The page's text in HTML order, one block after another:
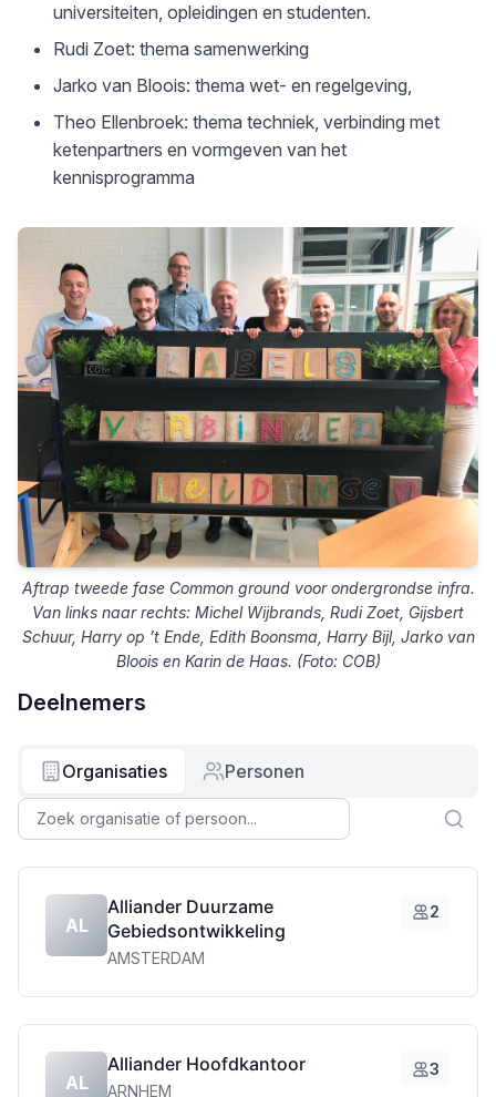
universiteiten, opleidingen en studenten.
Rudi Zoet: thema samenwerking
Jarko van Bloois: thema wet- en regelgeving,
Theo Ellenbroek: thema techniek, verbinding met
ketenpartners en vormgeven van het
kennisprogramma
Aftrap tweede fase Common ground voor ondergrondse infra.
Van links naar rechts: Michel Wijbrands, Rudi Zoet, Gijsbert
Schuur, Harry op ’t Ende, Edith Boonsma, Harry Bijl, Jarko van
Bloois en Karin de Haas. (Foto: COB)
Deelnemers
Organisaties Personen
AL
Alliander Duurzame
Gebiedsontwikkeling
AMSTERDAM
2
AL
Alliander Hoofdkantoor
ARNHEM
3